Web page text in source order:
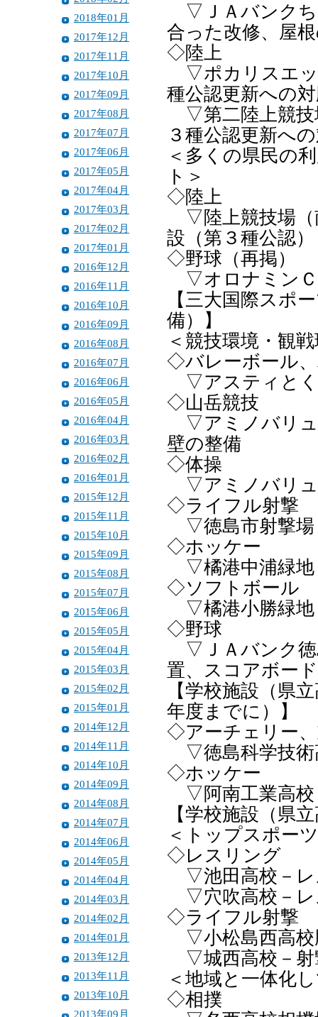
2018年01月
2017年12月
2017年11月
2017年10月
2017年09月
2017年08月
2017年07月
2017年06月
2017年05月
2017年04月
2017年03月
2017年02月
2017年01月
2016年12月
2016年11月
2016年10月
2016年09月
2016年08月
2016年07月
2016年06月
2016年05月
2016年04月
2016年03月
2016年02月
2016年01月
2015年12月
2015年11月
2015年10月
2015年09月
2015年08月
2015年07月
2015年06月
2015年05月
2015年04月
2015年03月
2015年02月
2015年01月
2014年12月
2014年11月
2014年10月
2014年09月
2014年08月
2014年07月
2014年06月
2014年05月
2014年04月
2014年03月
2014年02月
2014年01月
2013年12月
2013年11月
2013年10月
2013年09月
▽ＪＡバンクち
合った改修、屋
◇陸上
▽ポカリスエッ
種公認更新への
▽第二陸上競技
３種公認更新へ
＜多くの県民の
ト＞
◇陸上
▽陸上競技場（
設（第３種公認）
◇野球（再掲）
▽オロナミンＣ
【三大国際スポ
備）】
＜競技環境・観
◇バレーボール
▽アスティとく
◇山岳競技
▽アミノバリュ
壁の整備
◇体操
▽アミノバリュ
◇ライフル射撃
▽徳島市射撃場
◇ホッケー
▽橘港中浦緑地
◇ソフトボール
▽橘港小勝緑地
◇野球
▽ＪＡバンク徳
置、スコアボー
【学校施設（県
年度までに）】
◇アーチェリー
▽徳島科学技術
◇ホッケー
▽阿南工業高校
【学校施設（県
＜トップスポー
◇レスリング
▽池田高校－レ
▽穴吹高校－レ
◇ライフル射撃
▽小松島西高校
▽城西高校－射
＜地域と一体化
◇相撲